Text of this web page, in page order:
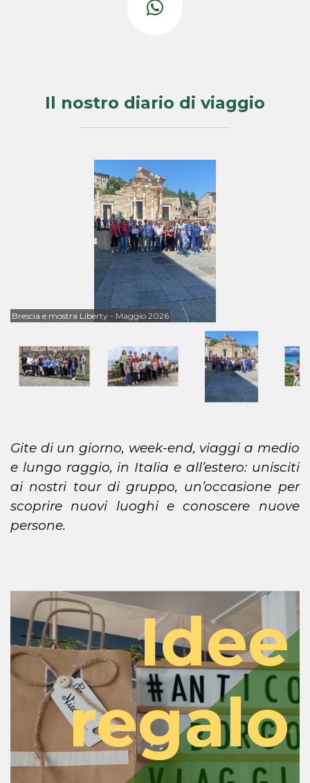
Il nostro diario di viaggio
Polinesia Francese - Aprile 2026
Gite di un giorno, week-end, viaggi a medio
e lungo raggio, in Italia e all’estero: unisciti
ai nostri tour di gruppo, un’occasione per
scoprire nuovi luoghi e conoscere nuove
persone.
Idee
regalo